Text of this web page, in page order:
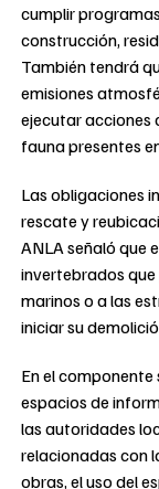
cumplir
construcción,
También tendrá
emisiones
ejecutar acciones
fauna presentes
Las obligaciones
rescate y
ANLA señaló que
invertebrados
marinos o a las
iniciar su
En el
espacios de
las autoridades
relacionadas con
obras, el uso del